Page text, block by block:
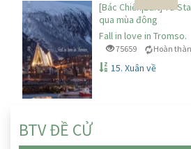
[Bác Chiến|Edit] Từ
qua mùa đông
Fall in love in Tromso.
75659 Hoàn
15. Xuân về
BTV ĐỀ CỬ